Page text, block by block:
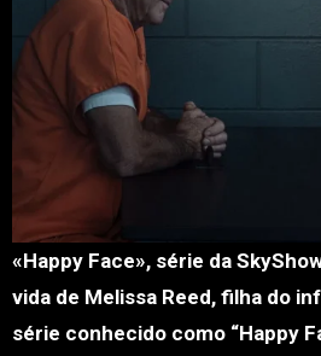
«Happy Face», série da SkyShowtime, centra-se na
vida de Melissa Reed, filha do
série conhecido como “Happy